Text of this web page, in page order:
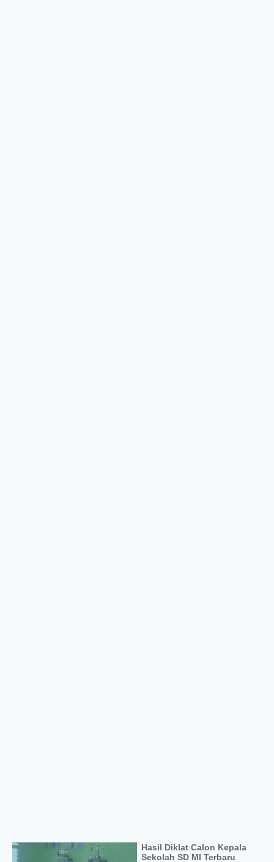
Hasil Diklat Calon Kepala
Sekolah SD MI Terbaru